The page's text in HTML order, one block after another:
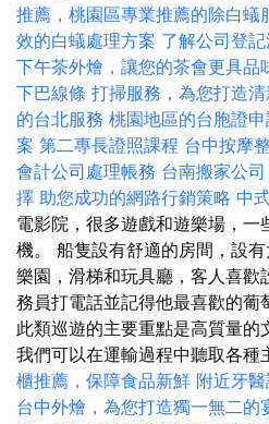
推薦，桃園區專業推薦的除白蟻
效的白蟻處理方案 了解公司登
下午茶外燴，讓您的茶會更具品
下巴線條 打掃服務，為您打造
的台北服務 桃園地區的台胞證
案 第二專長證照課程 台中按摩
會計公司處理帳務 台南搬家公
擇 助您成功的網路行銷策略 中
電影院，很多遊戲和遊樂場，
機。 船隻設有舒適的房間，設
樂園，滑梯和玩具廳，客人喜歡
務員打電話並記得他最喜歡的葡
此類巡遊的主要重點是高質量的
我們可以在運輸過程中聽取各種
櫃推薦，保障食品新鮮 附近牙
台中外燴，為您打造獨一無二的